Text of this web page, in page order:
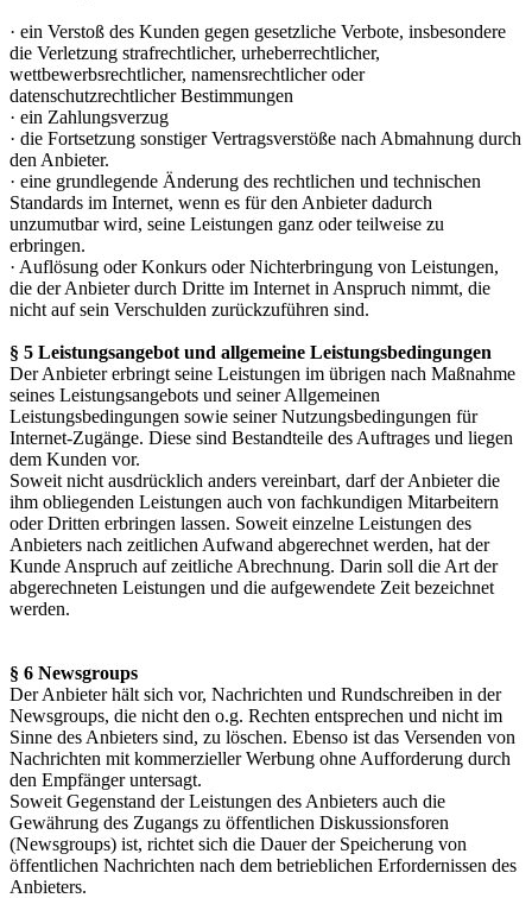
· ein Verstoß des Kunden gegen gesetzliche Verbote, insbesondere
die Verletzung strafrechtlicher, urheberrechtlicher,
wettbewerbsrechtlicher, namensrechtlicher oder
datenschutzrechtlicher Bestimmungen
· ein Zahlungsverzug
· die Fortsetzung sonstiger Vertragsverstöße nach Abmahnung durch
den Anbieter.
· eine grundlegende Änderung des rechtlichen und technischen
Standards im Internet, wenn es für den Anbieter dadurch
unzumutbar wird, seine Leistungen ganz oder teilweise zu
erbringen.
· Auflösung oder Konkurs oder Nichterbringung von Leistungen,
die der Anbieter durch Dritte im Internet in Anspruch nimmt, die
nicht auf sein Verschulden zurückzuführen sind.
§ 5 Leistungsangebot und allgemeine Leistungsbedingungen
Der Anbieter erbringt seine Leistungen im übrigen nach Maßnahme
seines Leistungsangebots und seiner Allgemeinen
Leistungsbedingungen sowie seiner Nutzungsbedingungen für
Internet-Zugänge. Diese sind Bestandteile des Auftrages und liegen
dem Kunden vor.
Soweit nicht ausdrücklich anders vereinbart, darf der Anbieter die
ihm obliegenden Leistungen auch von fachkundigen Mitarbeitern
oder Dritten erbringen lassen. Soweit einzelne Leistungen des
Anbieters nach zeitlichen Aufwand abgerechnet werden, hat der
Kunde Anspruch auf zeitliche Abrechnung. Darin soll die Art der
abgerechneten Leistungen und die aufgewendete Zeit bezeichnet
werden.
§ 6 Newsgroups
Der Anbieter hält sich vor, Nachrichten und Rundschreiben in der
Newsgroups, die nicht den o.g. Rechten entsprechen und nicht im
Sinne des Anbieters sind, zu löschen. Ebenso ist das Versenden von
Nachrichten mit kommerzieller Werbung ohne Aufforderung durch
den Empfänger untersagt.
Soweit Gegenstand der Leistungen des Anbieters auch die
Gewährung des Zugangs zu öffentlichen Diskussionsforen
(Newsgroups) ist, richtet sich die Dauer der Speicherung von
öffentlichen Nachrichten nach dem betrieblichen Erfordernissen des
Anbieters.